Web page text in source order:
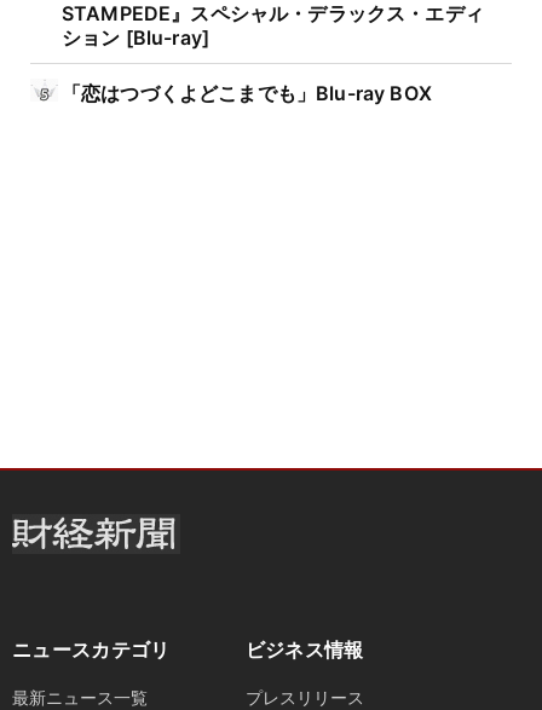
STAMPEDE』スペシャル・デラックス・エディ
ション [Blu-ray]
「恋はつづくよどこまでも」Blu-ray BOX
ニュースカテゴリ
最新ニュース一覧
ビジネス情報
プレスリリース